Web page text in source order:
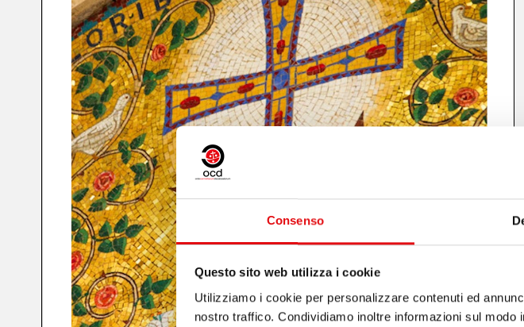
Consenso
Questo sito web utilizza i cookie
Utilizziamo i cookie per personalizzare contenuti ed
nostro traffico. Condividiamo inoltre informazioni sul